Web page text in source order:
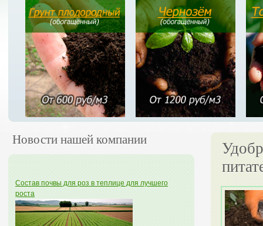
Новости нашей компании
Состав почвы для роз в теплице для лучшего
роста